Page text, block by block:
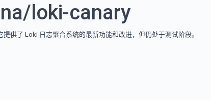
loki-canary
供了 Loki 日志聚合系统的最新功能和改进，但仍处于测试阶段。